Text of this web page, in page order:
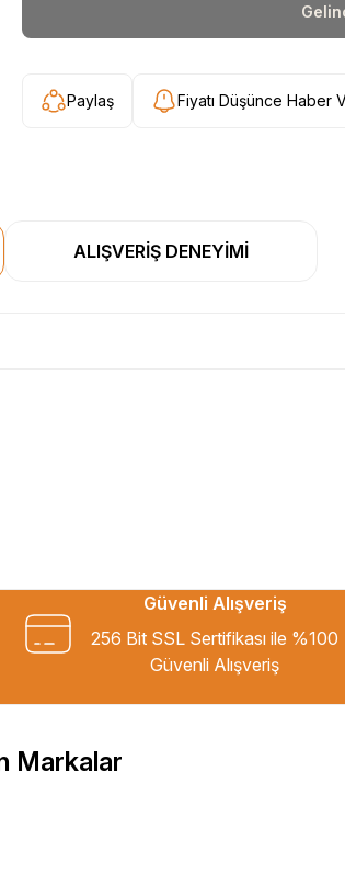
Paylaş Fiyatı Düşünce Haber
ALIŞVERİŞ DENEYİMİ
Güvenli Alışveriş
256 Bit SSL Sertifikası ile %100
Güvenli Alışveriş
Markalar